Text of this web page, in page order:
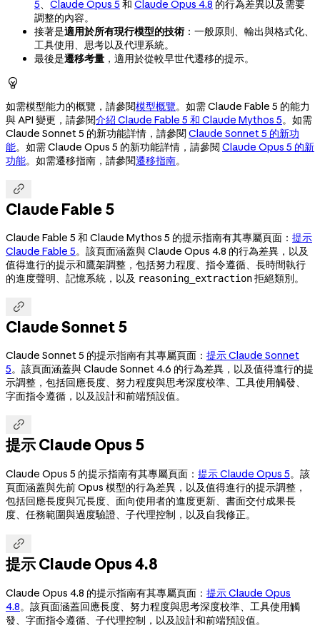
5、 Claude Opus 5 和 Claude Opus 4.8 的行為差異以及需要
調整的內容。
接著是適用於所有現行模型的技術 ：一般原則、輸出與格式化、
工具使用、思考以及代理系統。
最後是遷移考量 ，適用於從較早世代遷移的提示。

如需模型能力的概覽，請參閱模型概覽。如需 Claude Fable 5 的能力
與 API 變更，請參閱介紹 Claude Fable 5 和 Claude Mythos 5。如需
Claude Sonnet 5 的新功能詳情，請參閱Claude Sonnet 5 的新功
能。如需 Claude Opus 5 的新功能詳情，請參閱Claude Opus 5 的新
功能。如需遷移指南，請參閱遷移指南。

Claude Fable 5
Claude Fable 5 和 Claude Mythos 5 的提示指南有其專屬頁面： 提示
Claude Fable 5。該頁面涵蓋與 Claude Opus 4.8 的行為差異，以及
值得進行的提示和鷹架調整，包括努力程度、指令遵循、長時間執行
的進度聲明、記憶系統，以及 reasoning_extraction拒絕類別。

Claude Sonnet 5
Claude Sonnet 5 的提示指南有其專屬頁面： 提示 Claude Sonnet
5。該頁面涵蓋與 Claude Sonnet 4.6 的行為差異，以及值得進行的提
示調整，包括回應長度、努力程度與思考深度校準、工具使用觸發、
字面指令遵循，以及設計和前端預設值。

提示 Claude Opus 5
Claude Opus 5 的提示指南有其專屬頁面： 提示 Claude Opus 5。該
頁面涵蓋與先前 Opus 模型的行為差異，以及值得進行的提示調整，
包括回應長度與冗長度、面向使用者的進度更新、書面交付成果長
度、任務範圍與過度驗證、子代理控制，以及自我修正。

提示 Claude Opus 4.8
Claude Opus 4.8 的提示指南有其專屬頁面： 提示 Claude Opus
4.8。該頁面涵蓋回應長度、努力程度與思考深度校準、工具使用觸
發、字面指令遵循、子代理控制，以及設計和前端預設值。